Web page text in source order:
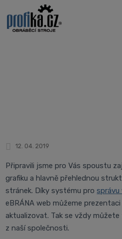
12. 04. 2019
Připravili jsme pro Vás spoustu
grafiku a hlavně přehlednou
stránek. Díky systému prosprávu
eBRÁNA web můžeme
aktualizovat. Tak se vždy
z naší společnosti.